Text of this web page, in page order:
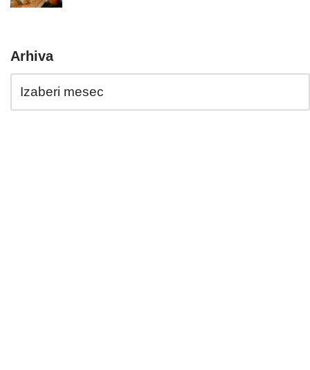
Arhiva